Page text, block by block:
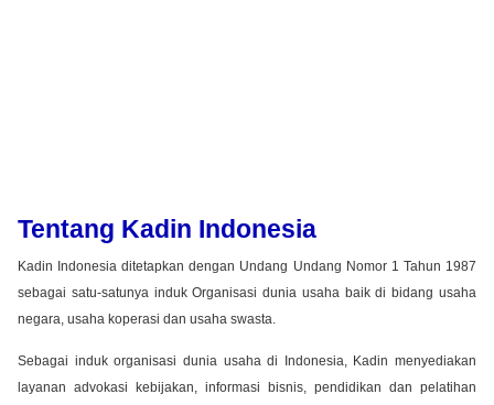
Tentang Kadin Indonesia
Kadin Indonesia ditetapkan dengan Undang Undang Nomor 1 Tahun 1987
sebagai satu-satunya induk Organisasi dunia usaha baik di bidang usaha
negara, usaha koperasi dan usaha swasta.
Sebagai induk organisasi dunia usaha di Indonesia, Kadin menyediakan
layanan advokasi kebijakan, informasi bisnis, pendidikan dan pelatihan